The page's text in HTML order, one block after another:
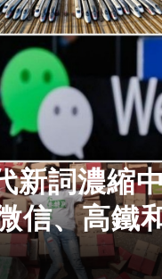
新詞濃縮
信、高鐵